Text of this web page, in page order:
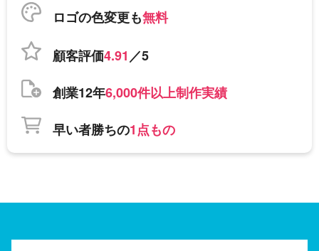
ロゴの色変更も無料
顧客評価4.91／5
創業12年6,000件以上制作実績
早い者勝ちの1点もの